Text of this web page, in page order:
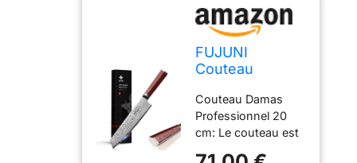
FUJUNI
Couteau
Damas Couteau
de Chef en
Acier Damas 67
Couche VG10
Couteau Damas
Professionnel 20
cm: Le couteau est